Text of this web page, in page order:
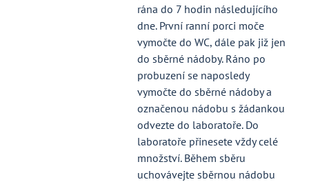
rána do 7 hodin následujícího
dne. První ranní porci moče
vymočte do WC, dále pak již jen
do sběrné nádoby. Ráno po
probuzení se naposledy
vymočte do sběrné nádoby a
označenou nádobu s žádankou
odvezte do laboratoře. Do
laboratoře přinesete vždy celé
množství. Během sběru
uchovávejte sběrnou nádobu